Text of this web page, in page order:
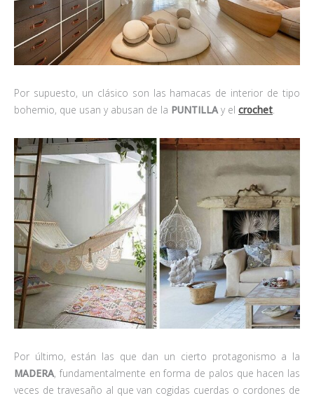
Por supuesto, un clásico son las hamacas de interior de tipo
bohemio, que usan y abusan de la PUNTILLAy el crochet.
Por último, están las que dan un cierto protagonismo a la
MADERA, fundamentalmente en forma de palos que hacen las
veces de travesaño al que van cogidas cuerdas o cordones de